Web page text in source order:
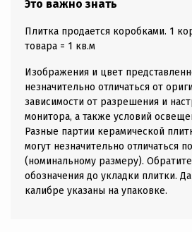
Это важно знать
Плитка продается коробками. 1
товара = 1 кв.м
Изображения и цвет
незначительно отличаться от
зависимости от разрешения и
монитора, а также условий
Разные партии керамической
могут незначительно отличаться
(номинальному размеру).
обозначения до укладки плитки.
калибре указаны на упаковке.